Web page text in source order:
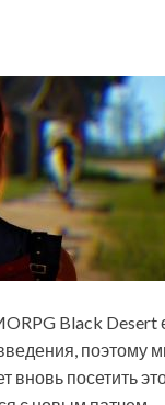
Black
поэтому
посетить